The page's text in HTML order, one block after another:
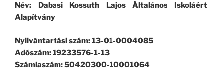
Név: Dabasi Kossuth Lajos Általános Iskoláért
Alapítvány
Nyilvántartási szám: 13-01-0004085
Adószám: 19233576-1-13
Számlaszám: 50420300-10001064